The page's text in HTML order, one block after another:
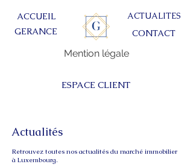
ACCUEIL
GERANCE
ACTUALITES
CONTACT
Mention légale
ESPACE CLIENT
Actualités
Retrouvez toutes nos actualités du marché immobilier
à Luxembourg.